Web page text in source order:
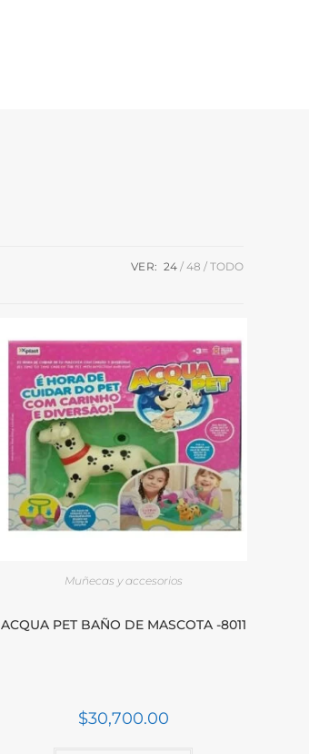
VER: 24 48 TODO
Muñecas y accesorios
ACQUA PET BAÑO DE MASCOTA -8011
$30,700.00